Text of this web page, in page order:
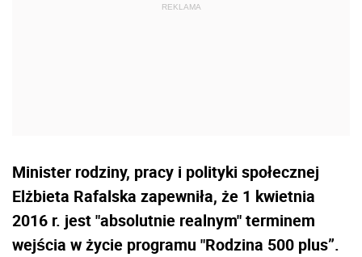
Minister rodziny, pracy i polityki społecznej
Elżbieta Rafalska zapewniła, że 1 kwietnia
2016 r. jest "absolutnie realnym" terminem
wejścia w życie programu "Rodzina 500 plus”.